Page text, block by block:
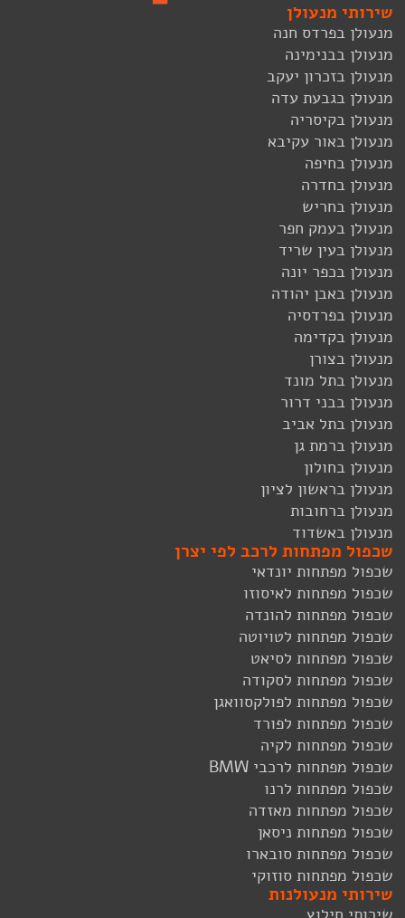
שירותי מנעולן
מנעולן בפרדס חנה
מנעולן בבנימינה
מנעולן בזכרון יעקב
מנעולן בגבעת עדה
מנעולן בקיסריה
מנעולן באור עקיבא
מנעולן בחיפה
מנעולן בחדרה
מנעולן בחריש
מנעולן בעמק חפר
מנעולן בעין שריד
מנעולן בכפר יונה
מנעולן באבן יהודה
מנעולן בפרדסיה
מנעולן בקדימה
מנעולן בצורן
מנעולן בתל מונד
מנעולן בבני דרור
מנעולן בתל אביב
מנעולן ברמת גן
מנעולן בחולון
מנעולן בראשון לציון
מנעולן ברחובות
מנעולן באשדוד
שכפול מפתחות לרכב לפי יצרן
שכפול מפתחות יונדאי
שכפול מפתחות לאיסוזו
שכפול מפתחות להונדה
שכפול מפתחות לטויוטה
שכפול מפתחות לסיאט
שכפול מפתחות לסקודה
שכפול מפתחות לפולקסוואגן
שכפול מפתחות לפורד
שכפול מפתחות לקיה
שכפול מפתחות לרכבי BMW
שכפול מפתחות לרנו
שכפול מפתחות מאזדה
שכפול מפתחות ניסאן
שכפול מפתחות סובארו
שכפול מפתחות סוזוקי
שירותי מנעולנות